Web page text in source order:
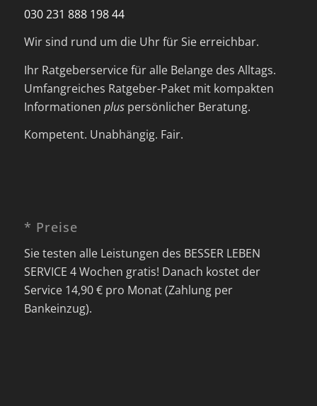
030 231 888 198 44
Wir sind rund um die Uhr für Sie erreichbar.
Ihr Ratgeberservice für alle Belange des Alltags.
Umfangreiches Ratgeber-Paket mit kompakten
Informationen pluspersönlicher Beratung.
Kompetent. Unabhängig. Fair.
* Preise
Sie testen alle Leistungen des BESSER LEBEN
SERVICE 4 Wochen gratis! Danach kostet der
Service 14,90 € pro Monat (Zahlung per
Bankeinzug).